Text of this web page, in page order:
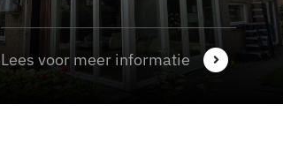
Lees voor meer informatie